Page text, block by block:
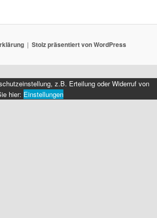
Stolz präsentiert von WordPress
z.B. Erteilung oder Widerruf von
hier: Einstellungen